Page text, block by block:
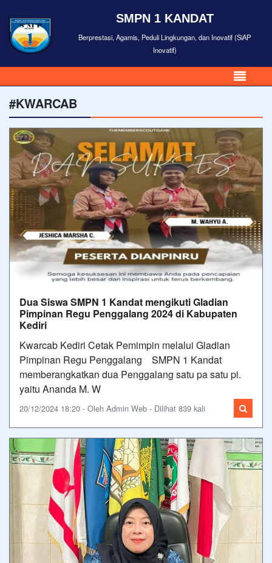
SMPN 1 KANDAT
Berprestasi, Agamis, Peduli Lingkungan, dan Inovatif (SiAP
Inovatif)
#KWARCAB
Dua Siswa SMPN 1 Kandat mengikuti Gladian
Pimpinan Regu Penggalang 2024 di Kabupaten
Kediri
Kwarcab Kediri Cetak Pemimpin melalui Gladian
Pimpinan Regu Penggalang SMPN 1 Kandat
memberangkatkan dua Penggalang satu pa satu pi.
yaitu Ananda M. W
20/12/2024 18:20 - Oleh Admin Web - Dilihat 839 kali